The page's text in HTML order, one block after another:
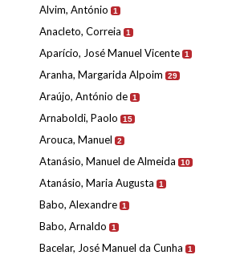
Alvim, António 1
Anacleto, Correia 1
Aparício, José Manuel Vicente 1
Aranha, Margarida Alpoim 29
Araújo, António de 1
Arnaboldi, Paolo 15
Arouca, Manuel 2
Atanásio, Manuel de Almeida 10
Atanásio, Maria Augusta 1
Babo, Alexandre 1
Babo, Arnaldo 1
Bacelar, José Manuel da Cunha 1